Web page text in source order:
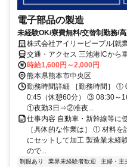
電子部品の製造
未経験OK/寮費無料/交替制勤務/
株式会社アイリーピープル[就
交通・アクセス 三池港ICから
時給1,600円～2,000円
熊本県熊本市中央区
勤務時間詳細 ［勤務時間］ ①
0:45（休憩60分） ③ 08:30～
①夜勤3日⇒②准夜...
仕事内容 自動車・新幹線等に
［具体的な作業は］ ① 材料
にセットして加工 製造業未経
ので...
制服あり 業界未経験者歓迎 主婦・主